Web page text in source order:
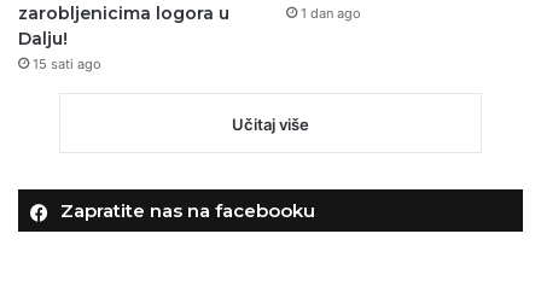
zarobljenicima logora u
Dalju!
15 sati ago
1 dan ago
Učitaj više
Zapratite nas na facebooku